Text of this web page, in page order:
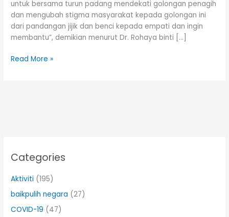
untuk bersama turun padang mendekati golongan penagih
dan mengubah stigma masyarakat kepada golongan ini
dari pandangan jijik dan benci kepada empati dan ingin
membantu”, demikian menurut Dr. Rohaya binti […]
Read More »
Categories
Aktiviti (195)
baikpulih negara (27)
COVID-19 (47)